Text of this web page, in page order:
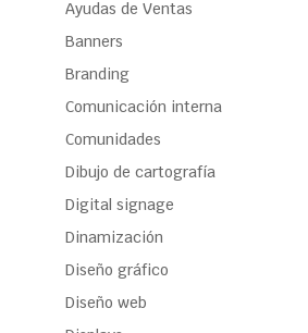
Ayudas de Ventas
Banners
Branding
Comunicación interna
Comunidades
Dibujo de cartografía
Digital signage
Dinamización
Diseño gráfico
Diseño web